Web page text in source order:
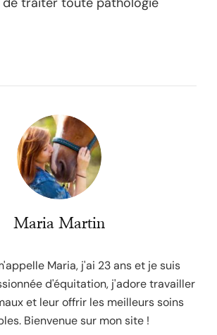
Maria Martin
Maria, j'ai 23 ans et je suis
d'équitation, j'adore travailler
et leur offrir les meilleurs soins
Bienvenue sur mon site !